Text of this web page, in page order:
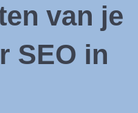
van je
SEO in